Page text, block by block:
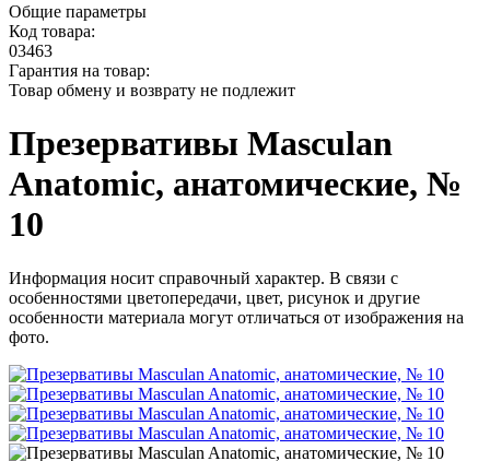
Общие параметры
Код товара:
03463
Гарантия на товар:
Товар обмену и возврату не подлежит
Презервативы Masculan
Anatomic, анатомические, №
10
Информация носит справочный характер. В связи с
особенностями цветопередачи, цвет, рисунок и другие
особенности материала могут отличаться от изображения на
фото.